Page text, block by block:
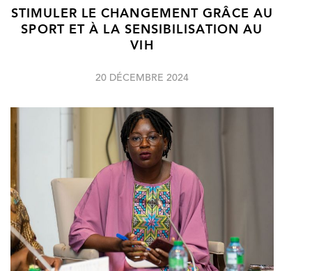
STIMULER LE CHANGEMENT GRÂCE AU
SPORT ET À LA SENSIBILISATION AU
VIH
20 DÉCEMBRE 2024